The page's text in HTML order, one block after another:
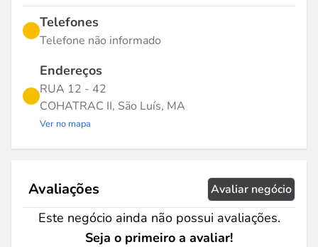
Telefones
Telefone não informado
Endereços
RUA 12 - 42
COHATRAC II, São Luís, MA
Ver no mapa
Avaliações Avaliar negócio
Este negócio ainda não possui avaliações.
Seja o primeiro a avaliar!